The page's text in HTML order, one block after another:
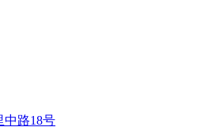
中路18号